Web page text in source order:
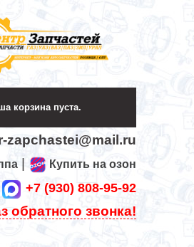
корзина пуста.
zapchastei@mail.ru
Купить на озон
+7 (930) 808-95-92
обратного звонка!